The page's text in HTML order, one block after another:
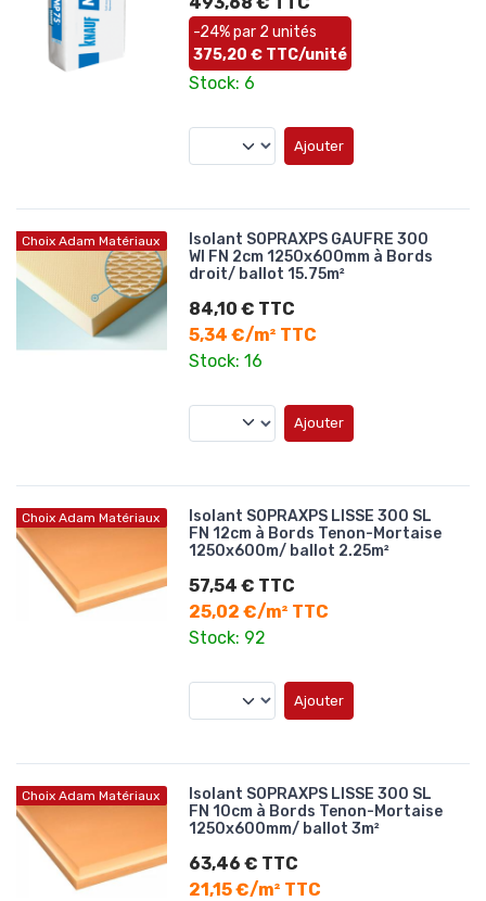
-24% par 2 unités
375,20 € TTC/unité
Stock: 6
Ajouter
Choix Adam Matériaux
Isolant SOPRAXPS GAUFRE 300
WI FN 2cm 1250x600mm à Bords
droit/ ballot 15.75m²
84,10 € TTC
5,34 €/m² TTC
Stock: 16
Ajouter
Choix Adam Matériaux
Isolant SOPRAXPS LISSE 300 SL
FN 12cm à Bords Tenon-Mortaise
1250x600m/ ballot 2.25m²
57,54 € TTC
25,02 €/m² TTC
Stock: 92
Ajouter
Choix Adam Matériaux
Isolant SOPRAXPS LISSE 300 SL
FN 10cm à Bords Tenon-Mortaise
1250x600mm/ ballot 3m²
63,46 € TTC
21,15 €/m² TTC